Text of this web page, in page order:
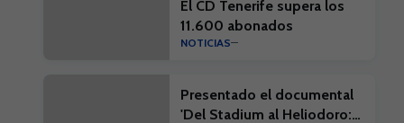
El CD Tenerife supera los
11.600 abonados
NOTICIAS
Presentado el documental
'Del Stadium al Heliodoro: